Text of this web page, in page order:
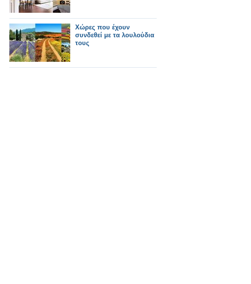
Χώρες που έχουν
συνδεθεί με τα λουλούδια
τους